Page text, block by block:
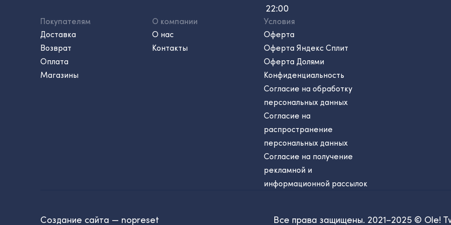
22:00
Покупателям
Доставка
Возврат
Оплата
Магазины
О компании
О нас
Контакты
Условия
Оферта
Оферта Яндекс Сплит
Оферта Долями
Конфиденциальность
Согласие на обработку
персональных данных
Согласие на
распространение
персональных данных
Согласие на получение
рекламной и
информационной рассылок
Создание сайта — nopreset Все права защищены. 2021–2025 © Ole!